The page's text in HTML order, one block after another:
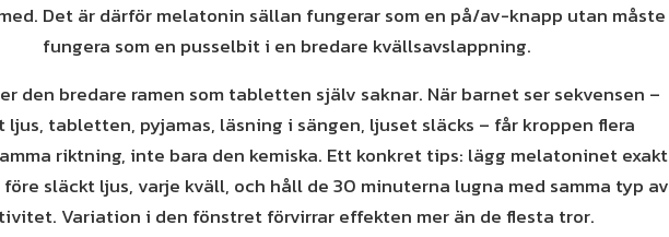
Det är därför melatonin sällan fungerar som en på/av-knapp utan måste
fungera som en pusselbit i en bredare kvällsavslappning.
den bredare ramen som tabletten själv saknar. När barnet ser sekvensen –
ljus, tabletten, pyjamas, läsning i sängen, ljuset släcks – får kroppen flera
riktning, inte bara den kemiska. Ett konkret tips: lägg melatoninet exakt
släckt ljus, varje kväll, och håll de 30 minuterna lugna med samma typ av
Variation i den fönstret förvirrar effekten mer än de flesta tror.